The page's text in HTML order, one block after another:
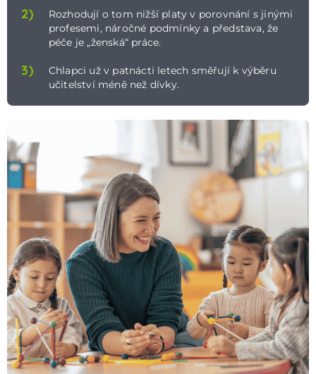
2)
Rozhodují o tom nižší platy v porovnání s jinými
profesemi, náročné podmínky a představa, že
péče je „ženská“ práce.
3)
Chlapci už v patnácti letech směřují k výběru
učitelství méně než dívky.